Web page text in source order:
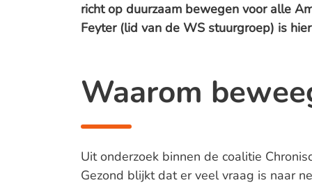
richt op duurzaam bewegen voor alle
Feyter (lid van de WS stuurgroep) is
Waarom
Uit onderzoek binnen de coalitie
Gezond blijkt dat er veel vraag is naar